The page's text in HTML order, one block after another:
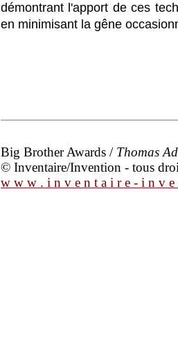
démontrant l'apport de ces
en minimisant la gêne
Big Brother Awards / Thomas
© Inventaire/Invention - tous
w w w . i n v e n t a i r e - i n v